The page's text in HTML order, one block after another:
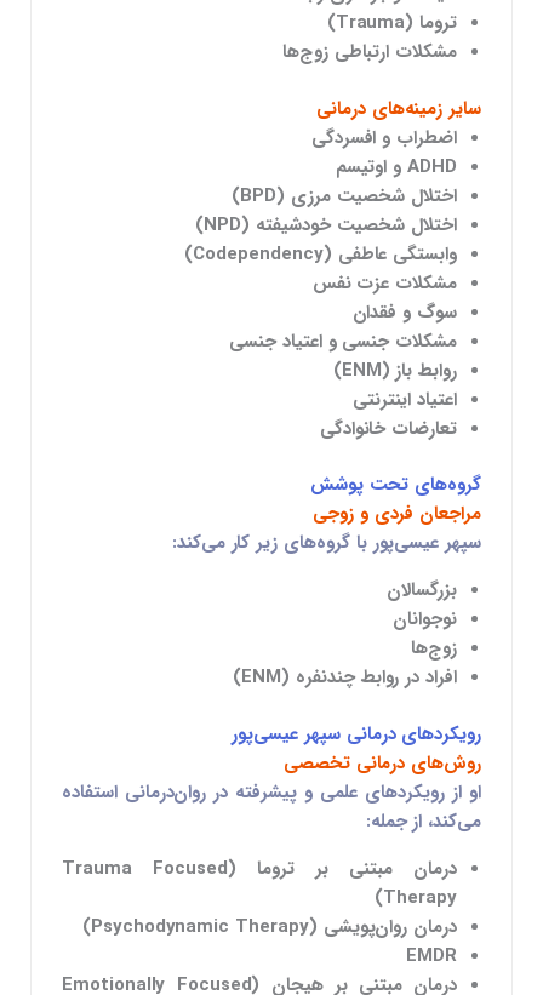
تروما (Trauma)
مشکلات ارتباطی زوج‌ها
سایر زمینه‌های درمانی
اضطراب و افسردگی
ADHD و اوتیسم
اختلال شخصیت مرزی (BPD)
اختلال شخصیت خودشیفته (NPD)
وابستگی عاطفی (Codependency)
مشکلات عزت نفس
سوگ و فقدان
مشکلات جنسی و اعتیاد جنسی
روابط باز (ENM)
اعتیاد اینترنتی
تعارضات خانوادگی
گروه‌های تحت پوشش
مراجعان فردی و زوجی
سپهر عیسی‌پور با گروه‌های زیر کار می‌کند:
بزرگسالان
نوجوانان
زوج‌ها
افراد در روابط چندنفره (ENM)
رویکردهای درمانی سپهر عیسی‌پور
روش‌های درمانی تخصصی
او از رویکردهای علمی و پیشرفته در روان‌درمانی استفاده
می‌کند، از جمله:
درمان مبتنی بر تروما (Trauma Focused
Therapy)
درمان روان‌پویشی (Psychodynamic Therapy)
EMDR
درمان مبتنی بر هیجان (Emotionally Focused